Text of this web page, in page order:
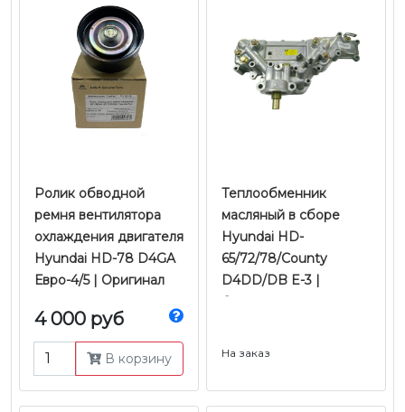
Ролик обводной
ремня вентилятора
охлаждения двигателя
Hyundai HD-78 D4GA
Евро-4/5 | Оригинал
4 000 руб
В корзину
Теплообменник
масляный в сборе
Hyundai HD-
65/72/78/County
D4DD/DB E-3 |
Оригинал
На заказ